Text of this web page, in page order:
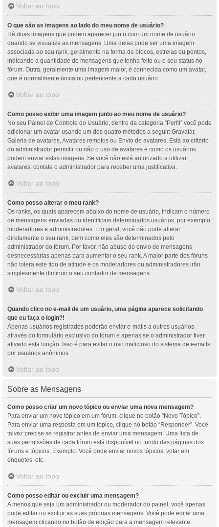
Voltar ao topo
O que são as imagens ao lado do meu nome de usuário?
Há duas imagens que podem aparecer junto com um nome de usuário
quando se visualiza as mensagens. Uma delas pode ser uma imagem
associada ao seu rank, geralmente na forma de blocos, estrelas ou pontos,
indicando a quantidade de mensagens que tenha feito ou o seu status no
fórum. Outra, geralmente uma imagem maior, é conhecida como um avatar,
que é normalmente única ou pertencente a cada usuário.
Voltar ao topo
Como posso exibir uma imagem junto ao meu nome de usuário?
No seu Painel de Controle do Usuário, dentro da categoria “Perfil” você pode
adicionar um avatar usando um dos quatro métodos a seguir: Gravatar,
Galeria de avatares, Avatares remotos ou Envio de avatares. Está ao critério
do administrador permitir ou não o uso de avatares e como os usuários
podem enviar estas imagens. Se você não está autorizado a utilizar
avatares, contate o administrador para receber uma justificativa.
Voltar ao topo
Como posso alterar o meu rank?
Os ranks, os quais aparecem abaixo do nome de usuário, indicam o número
de mensagens enviadas ou identificam determinados usuários, por exemplo:
moderadores e administradores. Em geral, você não pode alterar
diretamente o seu rank, bem como eles são determinados pelo
administrador do fórum. Por favor, não abuse do envio de mensagens
desnecessárias apenas para aumentar o seu rank. A maior parte dos fóruns
não tolera este tipo de atitude e os moderadores ou administradores irão
simplesmente diminuir o seu contador de mensagens.
Voltar ao topo
Quando clico no e-mail de um usuário, uma página aparece solicitando
que eu faça o login?!
Apenas usuários registrados poderão enviar e-mails a outros usuários
através do formulário exclusivo do fórum e apenas se o administrador tiver
ativado esta função. Isso é para evitar o uso malicioso do sistema de e-mails
por usuários anônimos.
Voltar ao topo
Sobre as Mensagens
Como posso criar um novo tópico ou enviar uma nova mensagem?
Para enviar um novo tópico em um fórum, clique no botão “Novo Tópico”.
Para enviar uma resposta em um tópico, clique no botão “Responder”. Você
talvez precise se registrar antes de enviar uma mensagem. Uma lista de
suas permissões de cada fórum está disponível no fundo das páginas dos
fóruns e tópicos. Exemplo: Você pode enviar novos tópicos, votar em
enquetes, etc.
Voltar ao topo
Como posso editar ou excluir uma mensagem?
A menos que seja um administrador ou moderador do painel, você apenas
pode editar ou excluir as suas próprias mensagens. Você pode editar uma
mensagem clicando no botão de edição para a mensagem relevante,